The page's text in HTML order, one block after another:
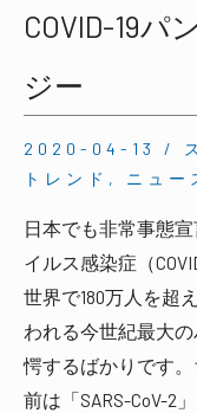
COVID-19パ
ジー
2020-04-13 /
トレンド , ニュー
日本でも非常事態
イルス感染症（
世界で180万人を超
われる今世紀最大
愕するばかりです
前は「SARS-CoV-2